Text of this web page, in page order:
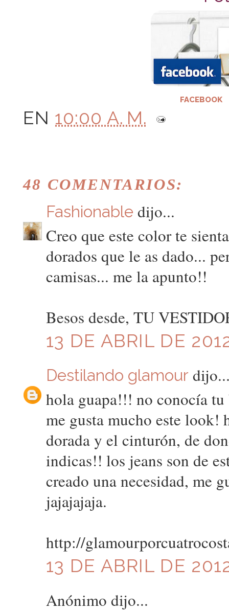
FACEBOOK
EN 10:00 A. M.
48 COMENTARIOS:
Fashionable dijo...
Creo que este color te
dorados que le as dado...
camisas... me la apunto!!
Besos desde, TU
13 DE ABRIL DE
Destilando glamour
hola guapa!!! no conocía
me gusta mucho este look!
dorada y el cinturón, de
indicas!! los jeans son de
creado una necesidad, me
jajajajaja.
http://
13 DE ABRIL DE
Anónimo dijo...